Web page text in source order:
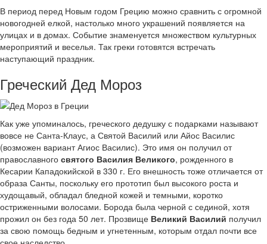
В период перед Новым годом Грецию можно сравнить с огромной
новогодней елкой, настолько много украшений появляется на
улицах и в домах. Событие знаменуется множеством культурных
мероприятий и веселья. Так греки готовятся встречать
наступающий праздник.
Греческий Дед Мороз
Как уже упоминалось, греческого дедушку с подарками называют
вовсе не Санта-Клаус, а Святой Василий или Айос Василис
(возможен вариант Агиос Василис). Это имя он получил от
православного святого Василия Великого, рожденного в
Кесарии Кападокийской в 330 г. Его внешность тоже отличается от
образа Санты, поскольку его прототип был высокого роста и
худощавый, обладал бледной кожей и темными, коротко
остриженными волосами. Борода была черной с сединой, хотя
прожил он без года 50 лет. Прозвище Великий Василий получил
за свою помощь бедным и угнетенным, которым отдал почти все